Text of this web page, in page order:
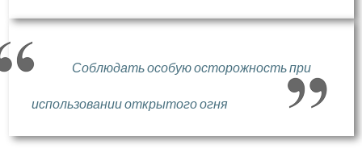
Соблюдать особую осторожность при
использовании открытого огня